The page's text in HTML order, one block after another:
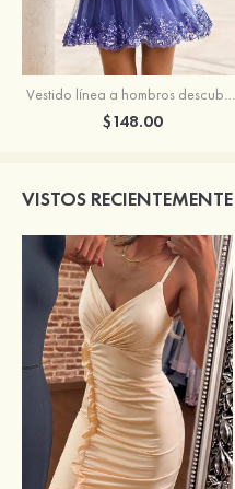
Vestido línea a hombros descubiertos tul corto/mini vestido para homecoming
$148.00
VISTOS RECIENTEMENTE